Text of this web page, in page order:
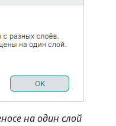
на один слой